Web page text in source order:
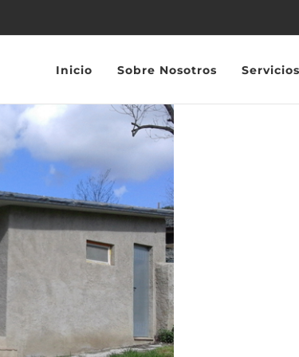
Inicio Sobre Nosotros Servicios